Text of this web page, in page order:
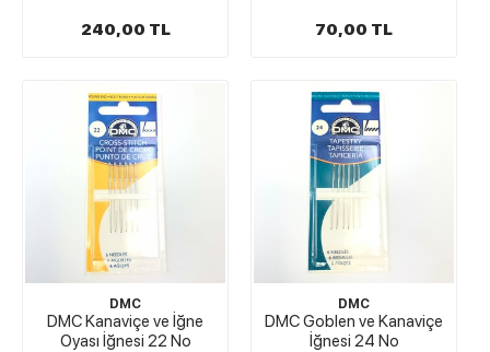
240,00 TL 70,00 TL
DMC
DMC Kanaviçe ve İğne
Oyası İğnesi 22 No
DMC
DMC Goblen ve Kanaviçe
İğnesi 24 No